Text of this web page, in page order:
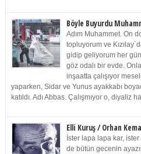
Böyle Buyurdu
Adım Muhammet. On
topluyorum ve
gidip geliyorum her
göz odalı bir evde.
inşaatta çalışıyor
yaparken, Sidar ve Yunus ayakkabı
katıldı. Adı Abbas. Çalışmıyor o, diyaliz
Elli Kuruş / Orhan
İster lapa lapa kar, ister
de bütün gecenin